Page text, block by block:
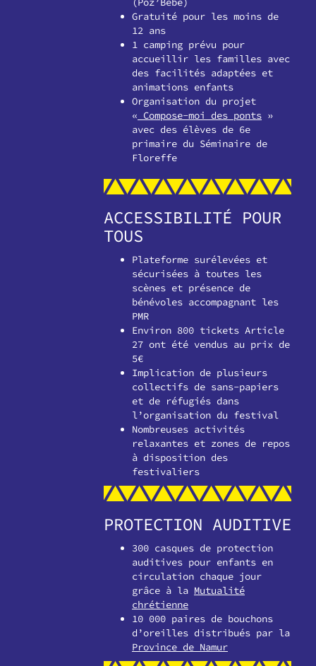
Gratuité pour les moins de
12 ans
1 camping prévu pour
accueillir les familles avec
des facilités adaptées et
animations enfants
Organisation du projet
« Compose-moi des ponts »
avec des élèves de 6e
primaire du Séminaire de
Floreffe
ACCESSIBILITÉ POUR
TOUS
Plateforme surélevées et
sécurisées à toutes les
scènes et présence de
bénévoles accompagnant les
PMR
Environ 800 tickets Article
27 ont été vendus au prix de
5€
Implication de plusieurs
collectifs de sans-papiers
et de réfugiés dans
l’organisation du festival
Nombreuses activités
relaxantes et zones de repos
à disposition des
festivaliers
PROTECTION AUDITIVE
300 casques de protection
auditives pour enfants en
circulation chaque jour
grâce à la Mutualité
chrétienne
10 000 paires de bouchons
d’oreilles distribués par la
Province de Namur